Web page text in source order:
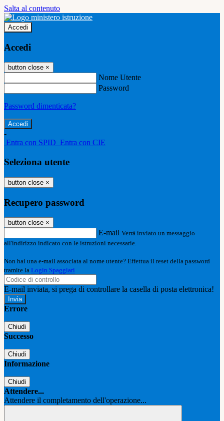
Salta al contenuto
Accedi
Accedi
button close ×
Nome Utente
Password
Password dimenticata?
-
Entra con SPID Entra con CIE
Seleziona utente
button close ×
Recupero password
button close ×
E-mail Verrà inviato un messaggio
all'indirizzo indicato con le istruzioni necessarie.
Non hai una e-mail associata al nome utente? Effettua il reset della password
tramite la Login Spaggiari
E-mail inviata, si prega di controllare la casella di posta elettronica!
Errore
Chiudi
Successo
Chiudi
Informazione
Chiudi
Attendere...
Attendere il completamento dell'operazione...